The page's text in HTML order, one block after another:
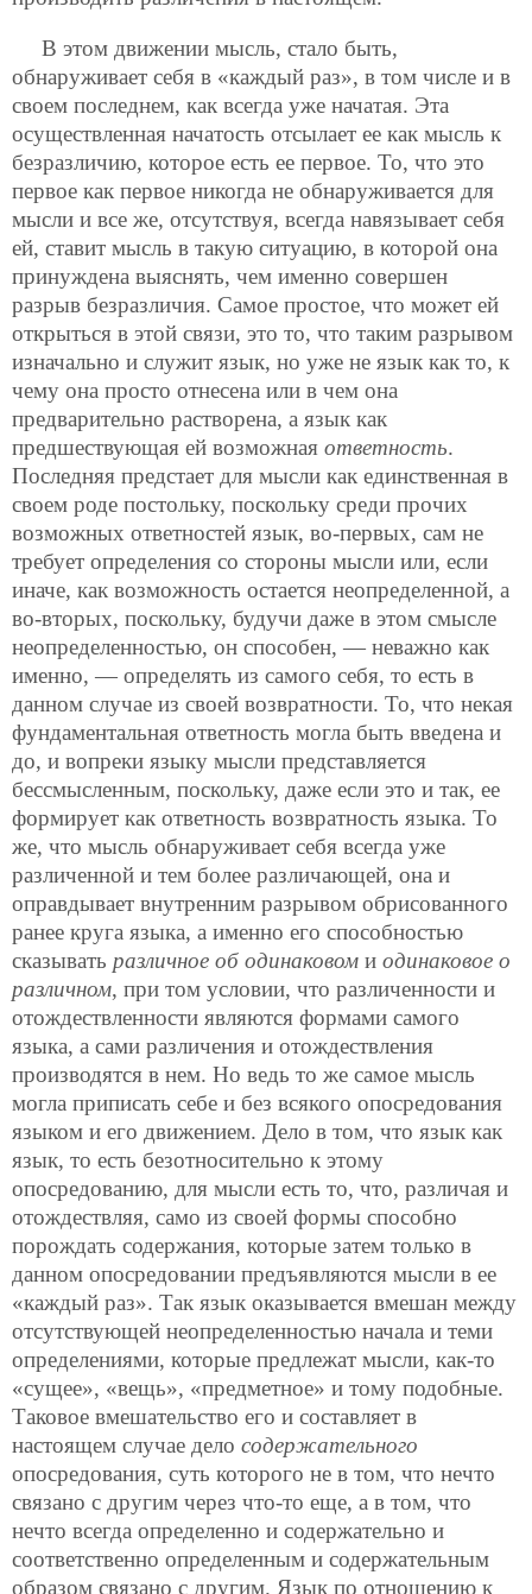
В этом движении мысль, стало быть,
обнаруживает себя в «каждый раз», в том числе и в
своем последнем, как всегда уже начатая. Эта
осуществленная начатость отсылает ее как мысль к
безразличию, которое есть ее первое. То, что это
первое как первое никогда не обнаруживается для
мысли и все же, отсутствуя, всегда навязывает себя
ей, ставит мысль в такую ситуацию, в которой она
принуждена выяснять, чем именно совершен
разрыв безразличия. Самое простое, что может ей
открыться в этой связи, это то, что таким разрывом
изначально и служит язык, но уже не язык как то, к
чему она просто отнесена или в чем она
предварительно растворена, а язык как
предшествующая ей возможная ответность.
Последняя предстает для мысли как единственная в
своем роде постольку, поскольку среди прочих
возможных ответностей язык, во-первых, сам не
требует определения со стороны мысли или, если
иначе, как возможность остается неопределенной, а
во-вторых, поскольку, будучи даже в этом смысле
неопределенностью, он способен, — неважно как
именно, — определять из самого себя, то есть в
данном случае из своей возвратности. То, что некая
фундаментальная ответность могла быть введена и
до, и вопреки языку мысли представляется
бессмысленным, поскольку, даже если это и так, ее
формирует как ответность возвратность языка. То
же, что мысль обнаруживает себя всегда уже
различенной и тем более различающей, она и
оправдывает внутренним разрывом обрисованного
ранее круга языка, а именно его способностью
сказывать различное об одинаковом и одинаковое о
различном, при том условии, что различенности и
отождествленности являются формами самого
языка, а сами различения и отождествления
производятся в нем. Но ведь то же самое мысль
могла приписать себе и без всякого опосредования
языком и его движением. Дело в том, что язык как
язык, то есть безотносительно к этому
опосредованию, для мысли есть то, что, различая и
отождествляя, само из своей формы способно
порождать содержания, которые затем только в
данном опосредовании предъявляются мысли в ее
«каждый раз». Так язык оказывается вмешан между
отсутствующей неопределенностью начала и теми
определениями, которые предлежат мысли, как-то
«сущее», «вещь», «предметное» и тому подобные.
Таковое вмешательство его и составляет в
настоящем случае дело содержательного
опосредования, суть которого не в том, что нечто
связано с другим через что-то еще, а в том, что
нечто всегда определенно и содержательно и
соответственно определенным и содержательным
образом связано с другим. Язык по отношению к